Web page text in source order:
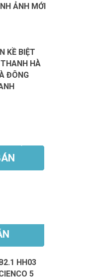
ẢNH MỚI
KỀ BIỆT
HÀ
ĐÔNG
HH03
5